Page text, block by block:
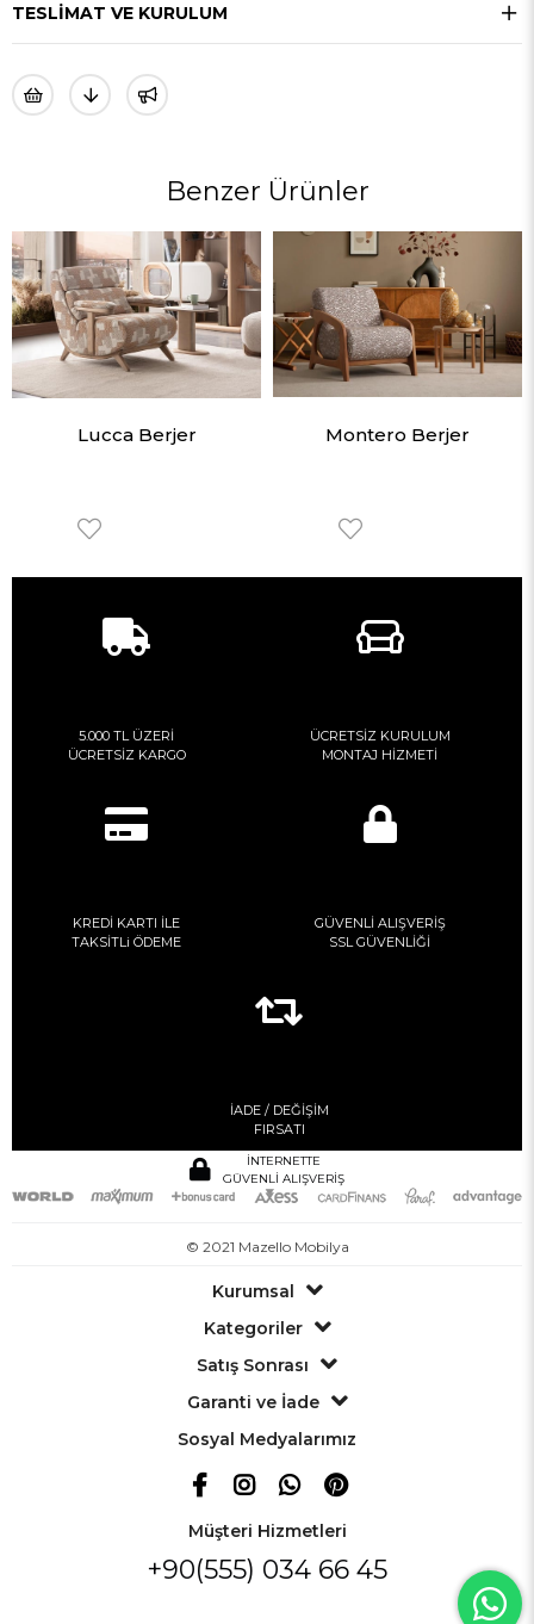
TESLIMAT VE KURULUM
Benzer Ürünler
Lucca Berjer Montero Berjer
5.000 TL ÜZERİ
ÜCRETSİZ KARGO
ÜCRETSİZ KURULUM
MONTAJ HİZMETİ
KREDİ KARTI İLE
TAKSİTLi ÖDEME
GÜVENLİ ALIŞVERİŞ
SSL GÜVENLİĞİ
İADE / DEĞİŞİM
FIRSATI
İNTERNETTE
GÜVENLİ ALIŞVERİŞ
© 2021 Mazello Mobilya
Kurumsal
Kategoriler
Satış Sonrası
Garanti ve İade
Sosyal Medyalarımız
Müşteri Hizmetleri
+90(555) 034 66 45